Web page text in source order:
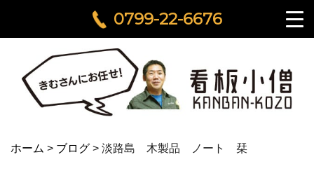
0799-22-6676
ホーム > ブログ > 淡路島 木製品 ノート 栞